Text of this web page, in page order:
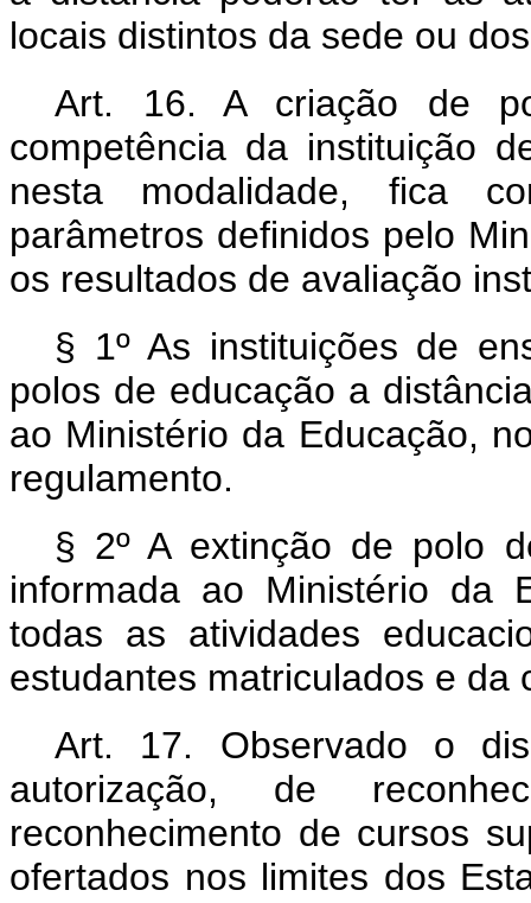
locais distintos da sede ou
Art. 16. A criação de
competência da instituição
nesta modalidade, fica
parâmetros definidos pelo
os resultados de avaliação
§ 1º As instituições de
polos de educação a
ao Ministério da Educação,
regulamento.
§ 2º A extinção de polo
informada ao Ministério da
todas as atividades
estudantes matriculados e da
Art. 17. Observado o
autorização, de
reconhecimento de cursos
ofertados nos limites dos